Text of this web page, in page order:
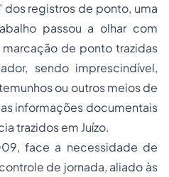
registros de ponto, uma
passou a olhar com
de ponto trazidas
sendo imprescindível,
ou outros meios de
informações documentais
trazidos em Juízo.
face a necessidade de
de jornada, aliado às